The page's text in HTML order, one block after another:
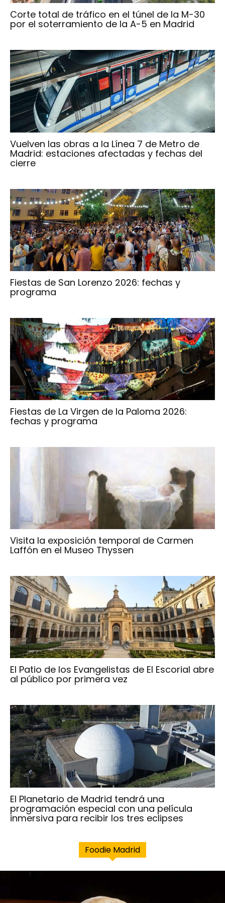
Corte total de tráfico en el túnel de la M-30
por el soterramiento de la A-5 en Madrid
Vuelven las obras a la Línea 7 de Metro de
Madrid: estaciones afectadas y fechas del
cierre
Fiestas de San Lorenzo 2026: fechas y
programa
Fiestas de La Virgen de la Paloma 2026:
fechas y programa
Visita la exposición temporal de Carmen
Laffón en el Museo Thyssen
El Patio de los Evangelistas de El Escorial abre
al público por primera vez
El Planetario de Madrid tendrá una
programación especial con una película
inmersiva para recibir los tres eclipses
Foodie Madrid